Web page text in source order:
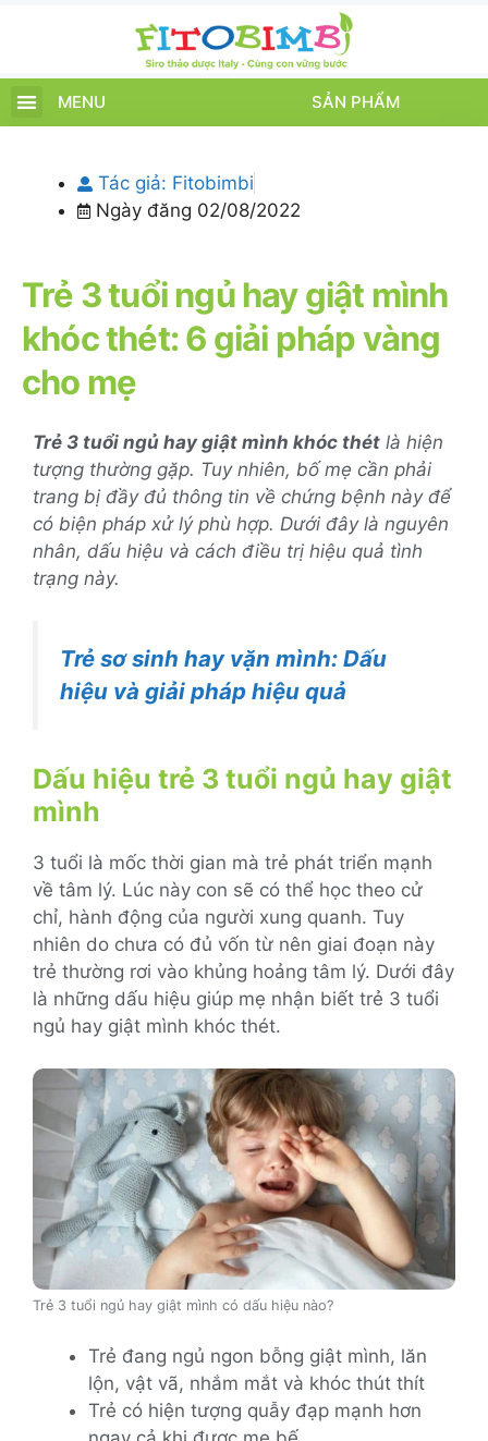
MENU SẢN PHẨM
Tác giả: Fitobimbi
Ngày đăng 02/08/2022
Trẻ 3 tuổi ngủ hay giật mình
khóc thét: 6 giải pháp vàng
cho mẹ
Trẻ 3 tuổi ngủ hay giật mình khóc thét là hiện
tượng thường gặp. Tuy nhiên, bố mẹ cần phải
trang bị đầy đủ thông tin về chứng bệnh này để
có biện pháp xử lý phù hợp. Dưới đây là nguyên
nhân, dấu hiệu và cách điều trị hiệu quả tình
trạng này.
Trẻ sơ sinh hay vặn mình: Dấu
hiệu và giải pháp hiệu quả
Dấu hiệu trẻ 3 tuổi ngủ hay giật
mình
3 tuổi là mốc thời gian mà trẻ phát triển mạnh
về tâm lý. Lúc này con sẽ có thể học theo cử
chỉ, hành động của người xung quanh. Tuy
nhiên do chưa có đủ vốn từ nên giai đoạn này
trẻ thường rơi vào khủng hoảng tâm lý. Dưới đây
là những dấu hiệu giúp mẹ nhận biết trẻ 3 tuổi
ngủ hay giật mình khóc thét.
Trẻ 3 tuổi ngủ hay giật mình có dấu hiệu nào?
Trẻ đang ngủ ngon bỗng giật mình, lăn
lộn, vật vã, nhắm mắt và khóc thút thít
Trẻ có hiện tượng quẫy đạp mạnh hơn